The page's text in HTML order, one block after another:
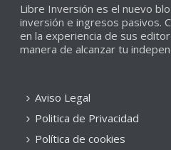
Libre Inversión es el nuevo
inversión e ingresos pasivos.
en la experiencia de sus
manera de alcanzar tu
Aviso Legal
Politica de Privacidad
Política de cookies